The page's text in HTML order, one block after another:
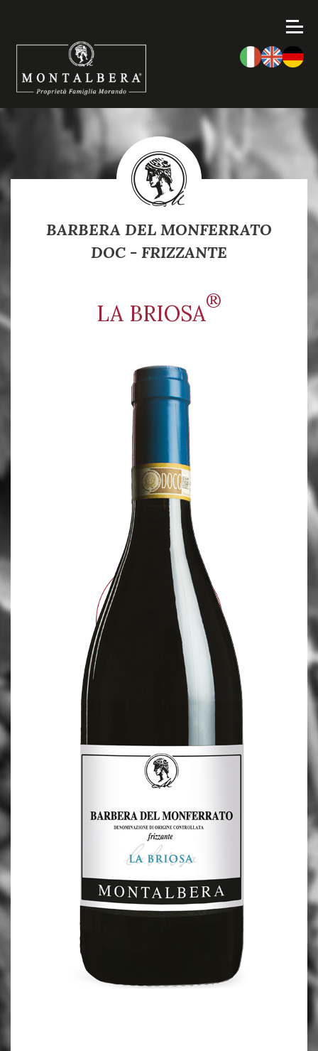
BARBERA DEL MONFERRATO
DOC - FRIZZANTE
LA BRIOSA®